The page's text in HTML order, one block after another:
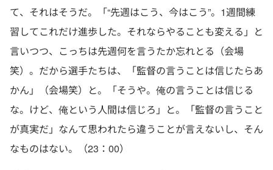
て、それはそうだ。「“先週はこう、今はこう”。1週間練
習してこれだけ進歩した。それならやることも変える」と
言いつつ、こっちは先週何を言うたか忘れとる（会場
笑）。だから選手たちは、「監督の言うことは信じたらあ
かん」（会場笑）と。「そうや。俺の言うことは信じる
な。けど、俺という人間は信じろ」と。「監督の言うこと
が真実だ」なんて思われたら違うことが言えないし、そん
なものはない。（23：00）